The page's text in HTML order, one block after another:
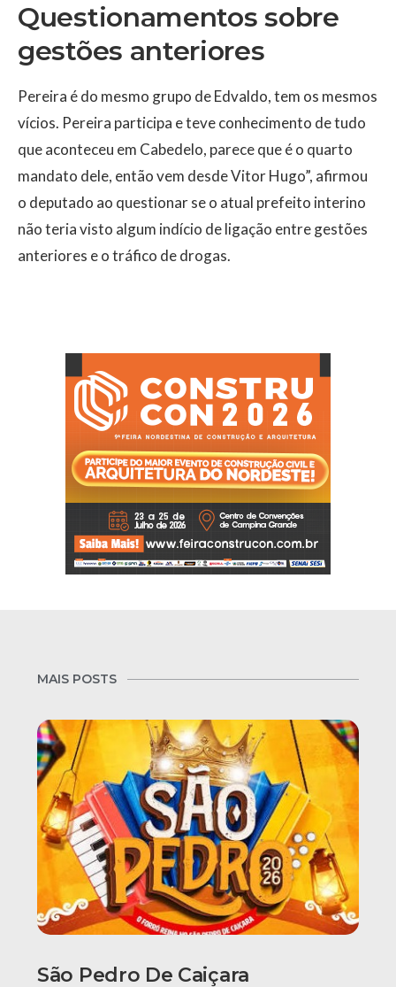
Questionamentos sobre
gestões anteriores
Pereira é do mesmo grupo de Edvaldo, tem os mesmos
vícios. Pereira participa e teve conhecimento de tudo
que aconteceu em Cabedelo, parece que é o quarto
mandato dele, então vem desde Vitor Hugo”, afirmou
o deputado ao questionar se o atual prefeito interino
não teria visto algum indício de ligação entre gestões
anteriores e o tráfico de drogas.
MAIS POSTS
São Pedro De Caiçara